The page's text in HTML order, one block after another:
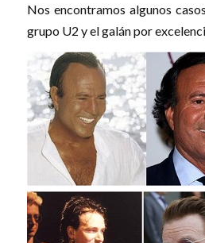
Nos encontramos algunos
grupo U2 y el galán por